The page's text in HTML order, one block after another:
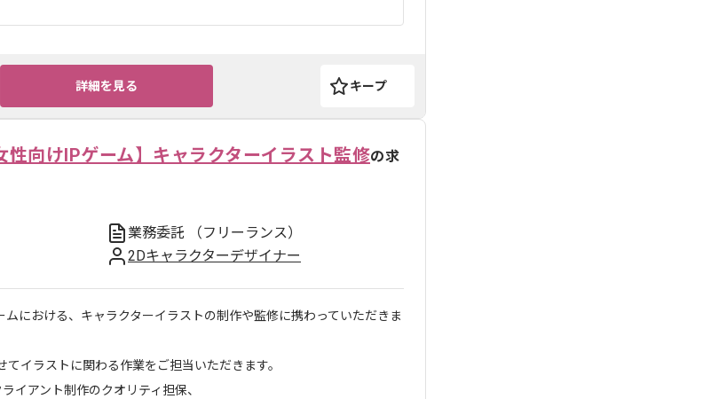
詳細を見る キープ
性向けIPゲーム】キャラクターイラスト監修の求
業務委託
（フリーランス）
2Dキャラクターデザイナー
ムにおける、キャラクターイラストの制作や監修に携わっていただきま
てイラストに関わる作業をご担当いただきます。
イアント制作のクオリティ担保、